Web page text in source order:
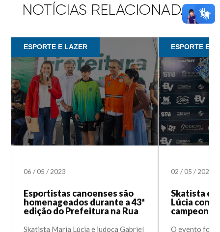
NOTÍCIAS RELACIONADAS
ESPORTE E LAZER
06/05/2023
Esportistas canoenses são
homenageados durante a 43ª
edição do Prefeitura na Rua
Skatista Maria Lúcia e judoca Gabriel
ESPORTE E
02/05/2023
Skatista
Lúcia
O evento foi